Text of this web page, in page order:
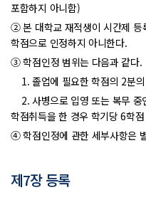
포함하지 아니함)
② 본 대학교 재적생이 시간제 등
학점으로 인정하지 아니한다.
③ 학점인정 범위는 다음과 같다.
1. 졸업에 필요한 학점의 2분
2. 사병으로 입영 또는 복무 중
학점취득을 한 경우 학기당 6학
④ 학점인정에 관한 세부사항은
제7장 등록